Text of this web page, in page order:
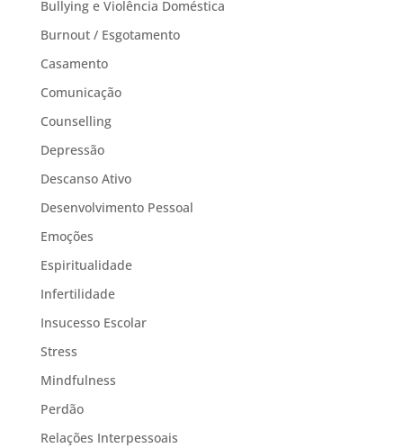
Bullying e Violência Doméstica
Burnout / Esgotamento
Casamento
Comunicação
Counselling
Depressão
Descanso Ativo
Desenvolvimento Pessoal
Emoções
Espiritualidade
Infertilidade
Insucesso Escolar
Stress
Mindfulness
Perdão
Relações Interpessoais